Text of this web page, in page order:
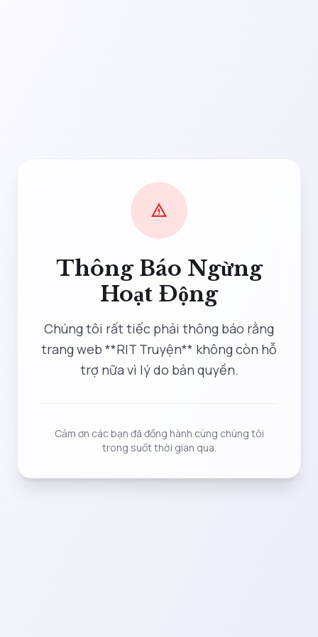
warning
Thông Báo Ngừng
Hoạt Động
Chúng tôi rất tiếc phải thông báo rằng
trang web **RIT Truyện** không còn hỗ
trợ nữa vì lý do bản quyền.
Cảm ơn các bạn đã đồng hành cùng chúng tôi
trong suốt thời gian qua.